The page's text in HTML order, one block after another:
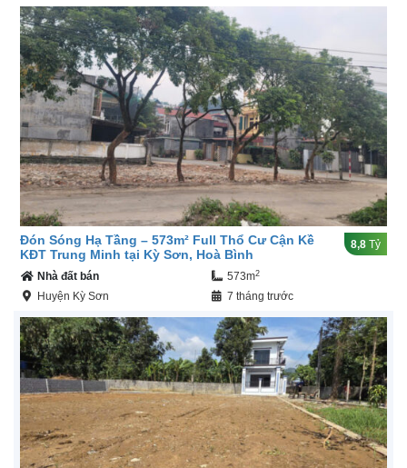
Đón Sóng Hạ Tầng – 573m² Full Thổ Cư Cận Kề
KĐT Trung Minh tại Kỳ Sơn, Hoà Bình
8,8 Tỷ
Nhà đất bán 573m2
Huyện Kỳ Sơn 7 tháng trước